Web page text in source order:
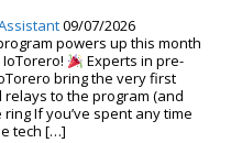
09/07/2026
powers up this month
Experts in pre-
bring the very first
relays to the program (and
If you’ve spent any time
tech […]